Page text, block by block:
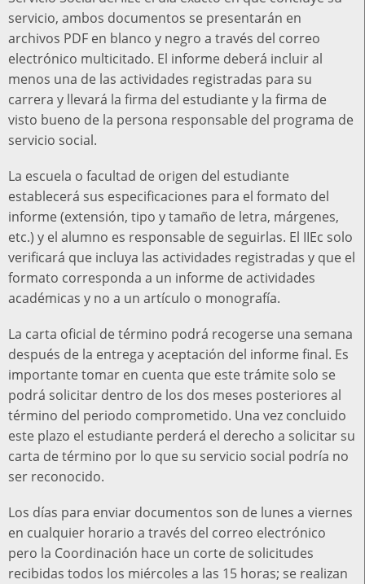
servicio, ambos documentos se presentarán en
archivos PDF en blanco y negro a través del correo
electrónico multicitado. El informe deberá incluir al
menos una de las actividades registradas para su
carrera y llevará la firma del estudiante y la firma de
visto bueno de la persona responsable del programa de
servicio social.
La escuela o facultad de origen del estudiante
establecerá sus especificaciones para el formato del
informe (extensión, tipo y tamaño de letra, márgenes,
etc.) y el alumno es responsable de seguirlas. El IIEc solo
verificará que incluya las actividades registradas y que el
formato corresponda a un informe de actividades
académicas y no a un artículo o monografía.
La carta oficial de término podrá recogerse una semana
después de la entrega y aceptación del informe final. Es
importante tomar en cuenta que este trámite solo se
podrá solicitar dentro de los dos meses posteriores al
término del periodo comprometido. Una vez concluido
este plazo el estudiante perderá el derecho a solicitar su
carta de término por lo que su servicio social podría no
ser reconocido.
Los días para enviar documentos son de lunes a viernes
en cualquier horario a través del correo electrónico
pero la Coordinación hace un corte de solicitudes
recibidas todos los miércoles a las 15 horas; se realizan